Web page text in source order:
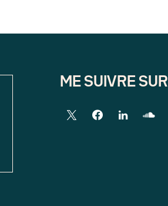
ME SUIVRE SUR